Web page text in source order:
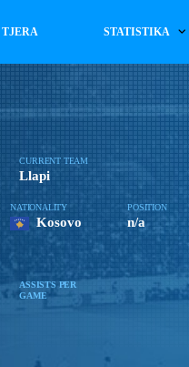
TJERA STATISTIKA
CURRENT TEAM
Llapi
NATIONALITY
Kosovo
POSITION
n/a
ASSISTS PER
GAME